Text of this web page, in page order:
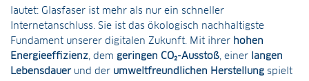
lautet: Glasfaser ist mehr als nur ein schneller
Internetanschluss. Sie ist das ökologisch nachhaltigste
Fundament unserer digitalen Zukunft. Mit ihrer hohen
Energieeffizienz, dem geringen CO₂-Ausstoß, einer
langen
Lebensdauer und der umweltfreundlichen Herstellung spielt